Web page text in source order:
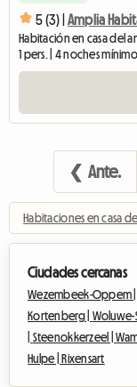
5 (3) |
Habitación en casa del
1 pers. | 4 noches mínimo
❮ Ante.
Habitaciones en casa
Ciudades cercanas
Wezembeek-Oppem
Kortenberg | Woluwe-
Steenokkerzeel |
Hulpe |
Rixensart